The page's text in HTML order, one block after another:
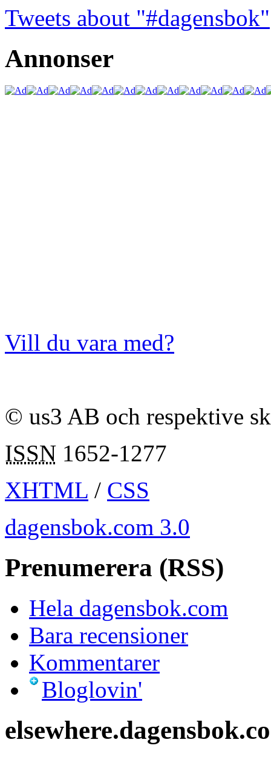
Tweets about "#dagensbok"
Annonser
Vill du vara med?
© us3 AB och respektive
ISSN 1652-1277
XHTML / CSS
dagensbok.com 3.0
Prenumerera (RSS)
Hela dagensbok.com
Bara recensioner
Kommentarer
Bloglovin'